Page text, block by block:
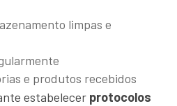
limpas e
e produtos recebidos
estabelecer protocolos